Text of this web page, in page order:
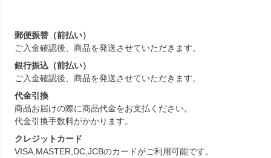
郵便振替（前払い）
ご入金確認後、商品を発送させていただきます。
銀行振込（前払い）
ご入金確認後、商品を発送させていただきます。
代金引換
商品お届けの際に商品代金をお支払ください。
代金引換手数料がかかります。
クレジットカード
VISA,MASTER,DC,JCBのカードがご利用可能です。